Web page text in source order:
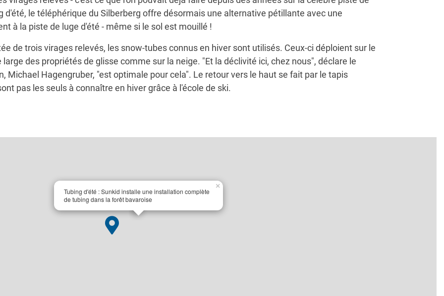
d'été, le téléphérique du Silberberg offre désormais une alternative pétillante avec une
à la piste de luge d'été - même si le sol est mouillé !
de trois virages relevés, les snow-tubes connus en hiver sont utilisés. Ceux-ci déploient sur le
des propriétés de glisse comme sur la neige. "Et la déclivité ici, chez nous", déclare le
Michael Hagengruber, "est optimale pour cela". Le retour vers le haut se fait par le tapis
pas les seuls à connaître en hiver grâce à l'école de ski.
Tubing d'été : Sunkid installe une installation complète
de tubing dans la forêt bavaroise
×